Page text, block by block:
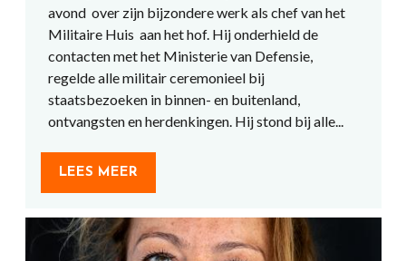
avond over zijn bijzondere werk als chef van het
Militaire Huis aan het hof. Hij onderhield de
contacten met het Ministerie van Defensie,
regelde alle militair ceremonieel bij
staatsbezoeken in binnen- en buitenland,
ontvangsten en herdenkingen. Hij stond bij alle...
LEES MEER